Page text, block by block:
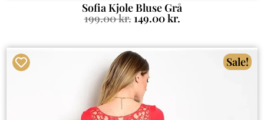
Sofia Kjole Bluse Grå
199.00kr.149.00kr.
Sale!